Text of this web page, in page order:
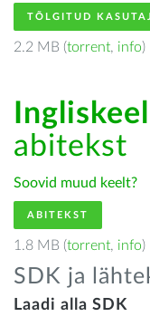
TÕLGITUD
2.2 MB (torrent, info)
abitekst
Soovid muud keelt?
ABITEKST
1.8 MB (torrent, info)
SDK ja
Laadi alla SDK